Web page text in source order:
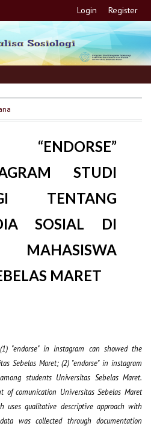
Login Register
“ENDORSE”
STUDI
TENTANG
SOSIAL DI
MARET
"endorse" in instagram can showed the
Sebelas Maret; (2) "endorse" in instagram
students Universitas Sebelas Maret.
of comunication Universitas Sebelas Maret
uses qualitative descriptive approach with
was collected through documentation